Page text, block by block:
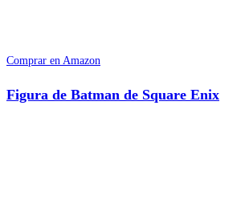
Comprar en Amazon
Figura de Batman de Square Enix